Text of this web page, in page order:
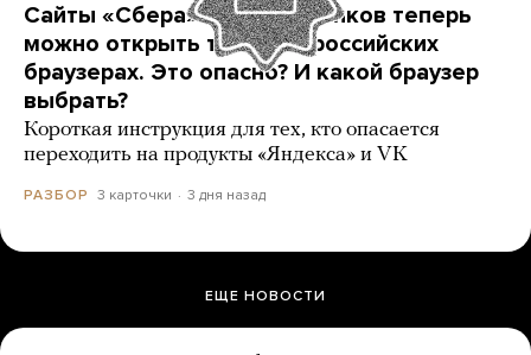
Сайты «Сбера» и других банков теперь
можно открыть только в российских
браузерах. Это опасно? И какой браузер
выбрать?
Короткая инструкция для тех, кто опасается
переходить на продукты «Яндекса» и VK
РАЗБОР 3 карточки 3 дня назад
ЕЩЕ НОВОСТИ